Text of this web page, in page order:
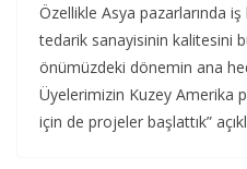
Özellikle Asya pazarlarında
tedarik sanayisinin kalitesini
önümüzdeki dönemin ana
Üyelerimizin Kuzey Amerika
için de projeler başlattık”